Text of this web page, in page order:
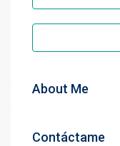
About Me
Contáctame